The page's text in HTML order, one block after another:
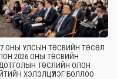
ОНЫ УЛСЫН ТӨСВИЙН ТӨСӨЛ
2026 ОНЫ ТӨСВИЙН
ТӨСЛИЙН ОЛОН
ХЭЛЭЛЦҮҮЛЭГ БОЛЛОО